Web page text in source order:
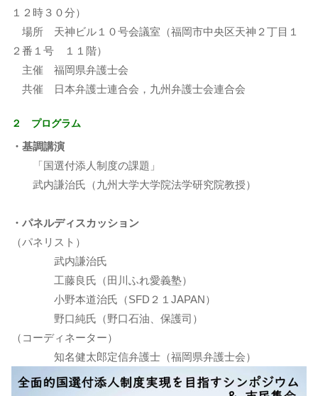
１２時３０分）
場所 天神ビル１０号会議室（福岡市中央区天神２丁目１
２番１号 １１階）
主催 福岡県弁護士会
共催 日本弁護士連合会，九州弁護士会連合会
２ プログラム
・基調講演
「国選付添人制度の課題」
武内謙治氏（九州大学大学院法学研究院教授）
・パネルディスカッション
（パネリスト）
武内謙治氏
工藤良氏（田川ふれ愛義塾）
小野本道治氏（SFD２１JAPAN）
野口純氏（野口石油、保護司）
（コーディネーター）
知名健太郎定信弁護士（福岡県弁護士会）